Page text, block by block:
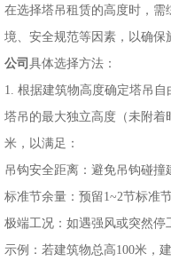
在选择塔吊租赁的高度时，
境、安全规范等因素，以确保
公司 具体选择方法：
1. 根据建筑物高度确定塔吊自
塔吊的最大独立高度（未附着
米，以满足：
吊钩安全距离：避免吊钩碰撞
标准节余量：预留1~2节标准
极端工况：如遇强风或突然停
示例：若建筑物总高100米，